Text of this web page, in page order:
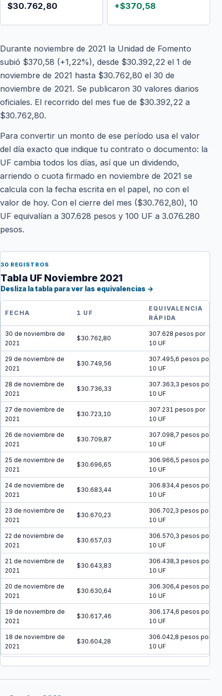
$30.762,80 +$370,58
Durante noviembre de 2021 la Unidad de Fomento
subió $370,58 (+1,22%), desde $30.392,22 el 1 de
noviembre de 2021 hasta $30.762,80 el 30 de
noviembre de 2021. Se publicaron 30 valores diarios
oficiales. El recorrido del mes fue de $30.392,22 a
$30.762,80.
Para convertir un monto de ese período usa el valor
del día exacto que indique tu contrato o documento: la
UF cambia todos los días, así que un dividendo,
arriendo o cuota firmado en noviembre de 2021 se
calcula con la fecha escrita en el papel, no con el
valor de hoy. Con el cierre del mes ($30.762,80), 10
UF equivalían a 307.628 pesos y 100 UF a 3.076.280
pesos.
30 REGISTROS
Tabla UF Noviembre 2021
Desliza la tabla para ver las equivalencias →
FECHA 1 UF
EQUIVALENCIA
RÁPIDA
30 de noviembre de
2021
$30.762,80
307.628 pesos por
10 UF
29 de noviembre de
2021
$30.749,56
307.495,6 pesos por
10 UF
28 de noviembre de
2021
$30.736,33
307.363,3 pesos por
10 UF
27 de noviembre de
2021
$30.723,10
307.231 pesos por
10 UF
26 de noviembre de
2021
$30.709,87
307.098,7 pesos por
10 UF
25 de noviembre de
2021
$30.696,65
306.966,5 pesos por
10 UF
24 de noviembre de
2021
$30.683,44
306.834,4 pesos por
10 UF
23 de noviembre de
2021
$30.670,23
306.702,3 pesos por
10 UF
22 de noviembre de
2021
$30.657,03
306.570,3 pesos por
10 UF
21 de noviembre de
2021
$30.643,83
306.438,3 pesos por
10 UF
20 de noviembre de
2021
$30.630,64
306.306,4 pesos por
10 UF
19 de noviembre de
2021
$30.617,46
306.174,6 pesos por
10 UF
18 de noviembre de
2021
$30.604,28
306.042,8 pesos por
10 UF
$30.591,10